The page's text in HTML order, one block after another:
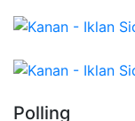
Polling